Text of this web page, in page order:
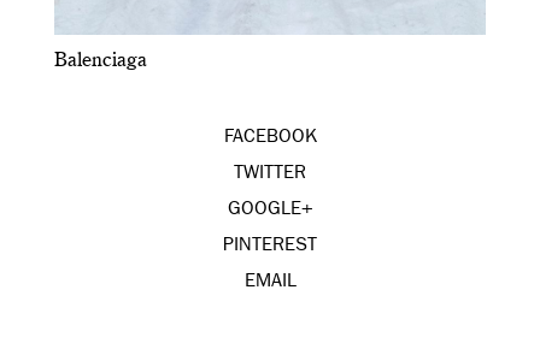
Balenciaga
FACEBOOK
TWITTER
GOOGLE+
PINTEREST
EMAIL